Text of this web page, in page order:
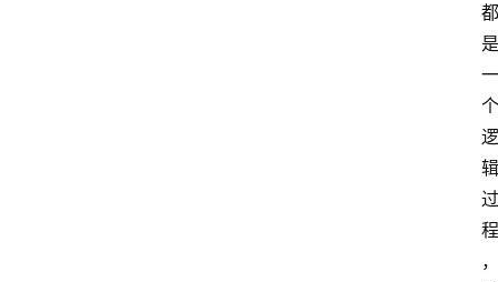
都
是
一
个
逻
辑
过
程
，